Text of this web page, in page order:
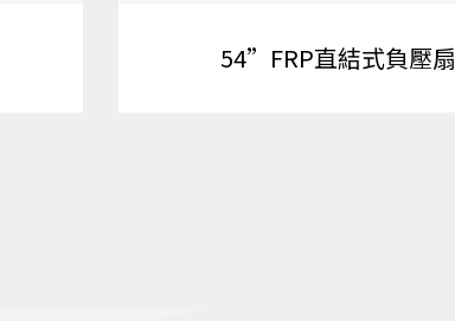
54”FRP直結式負壓扇